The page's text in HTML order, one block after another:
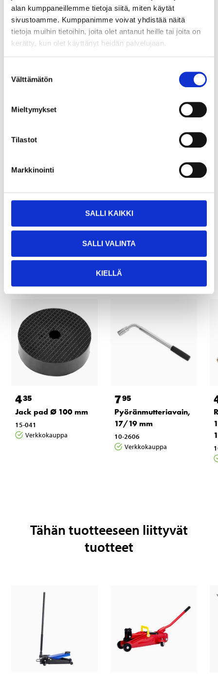
alan kumppaneillemme tietoja siitä, miten käytät
sivustoamme. Kumppanimme voivat yhdistää näitä
tietoja muihin tietoihin, joita olet antanut heille tai joita on
kerätty, kun olet käyttänyt heidän palvelujaan.
valinta
Välttämätön
Mieltymykset
Tilastot
Markkinointi
SALLI KAIKKI
SALLI VALINTA
KIELLÄ
Jack pad Ø 100 mm
tavaratalossa
LUE LISÄÄ
Muut asiakkaat ostivat myös
435
Jack pad Ø 100 mm
15-041
Verkkokauppa
795
Pyöränmutteriavain,
17/19 mm
10-2606
Verkkokauppa
Tähän tuotteeseen liittyvät
tuotteet